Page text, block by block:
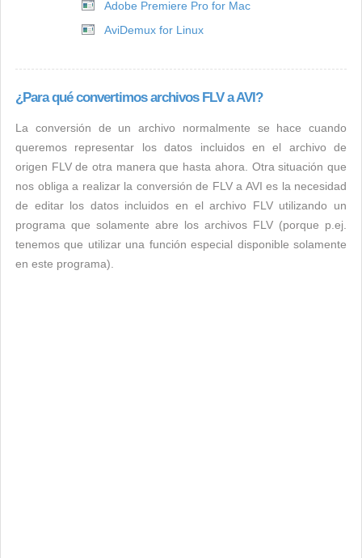
Adobe Premiere Pro for Mac
AviDemux for Linux
¿Para qué convertimos archivos FLV a AVI?
La conversión de un archivo normalmente se hace cuando
queremos representar los datos incluidos en el archivo de
origen FLV de otra manera que hasta ahora. Otra situación que
nos obliga a realizar la conversión de FLV a AVI es la necesidad
de editar los datos incluidos en el archivo FLV utilizando un
programa que solamente abre los archivos FLV (porque p.ej.
tenemos que utilizar una función especial disponible solamente
en este programa).